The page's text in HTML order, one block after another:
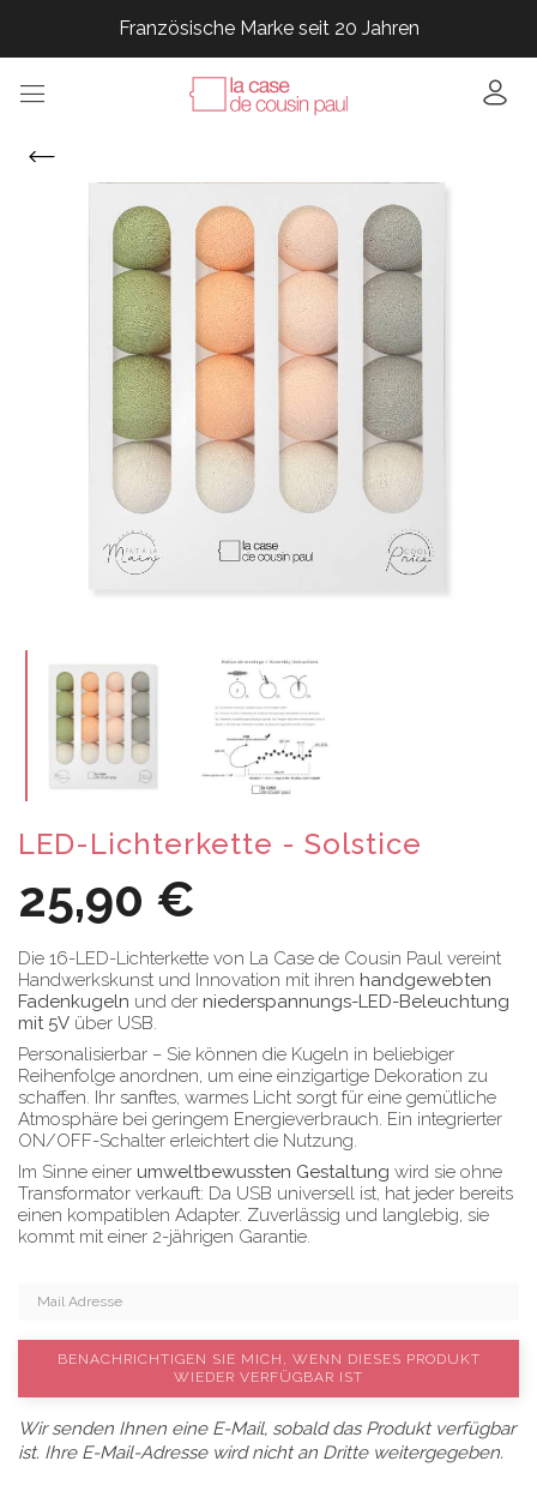
Französische Marke seit 20 Jahren
Französische Marke seit 20 Jahren
Französische Marke seit 20 Jahren
Französische Marke seit 20 Jahren
LED-Lichterkette - Solstice
25,90 €
Die 16-LED-Lichterkette von La Case de Cousin Paul vereint
Handwerkskunst und Innovation mit ihren handgewebten
Fadenkugeln und der niederspannungs-LED-Beleuchtung
mit 5V über USB.
Personalisierbar – Sie können die Kugeln in beliebiger
Reihenfolge anordnen, um eine einzigartige Dekoration zu
schaffen. Ihr sanftes, warmes Licht sorgt für eine gemütliche
Atmosphäre bei geringem Energieverbrauch. Ein integrierter
ON/OFF-Schalter erleichtert die Nutzung.
Im Sinne einer umweltbewussten Gestaltung wird sie ohne
Transformator verkauft: Da USB universell ist, hat jeder bereits
einen kompatiblen Adapter. Zuverlässig und langlebig, sie
kommt mit einer 2-jährigen Garantie.
BENACHRICHTIGEN SIE MICH, WENN DIESES PRODUKT
WIEDER VERFÜGBAR IST
Wir senden Ihnen eine E-Mail, sobald das Produkt verfügbar
ist. Ihre E-Mail-Adresse wird nicht an Dritte weitergegeben.